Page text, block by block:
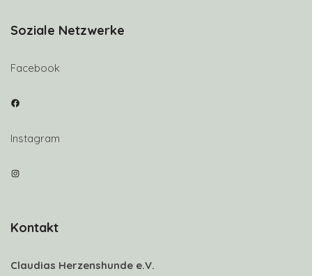
Soziale Netzwerke
Facebook
Facebook
Instagram
Instagram
Kontakt
Claudias Herzenshunde e.V.